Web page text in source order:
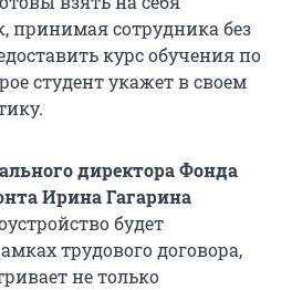
принимая сотрудника без
курс обучения по
студент укажет в своем
директора Фонда
Ирина Гагарина
будет
трудового договора,
не только